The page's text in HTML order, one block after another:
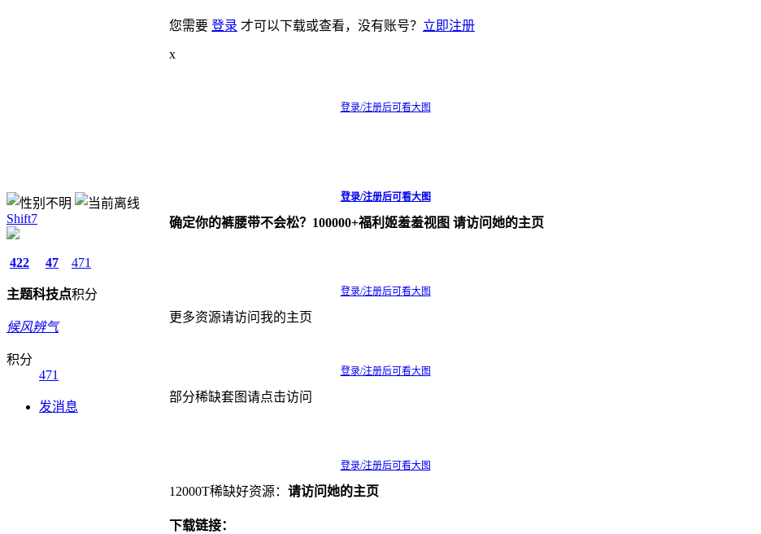
Shift7
422
主题
47
科技点
471
积分
候风辨气
积分
471
发消息
您需要 登录 才可以下载或查看，没有账号？ 立即注册
x
登录/注册后可看大图
登录/注册后可看大图
确定你的裤腰带不会松？100000+福利姬羞羞视图 请访问她的主页
登录/注册后可看大图
更多资源请访问我的主页
登录/注册后可看大图
部分稀缺套图请点击访问
登录/注册后可看大图
12000T稀缺好资源： 请访问她的主页
下载链接：